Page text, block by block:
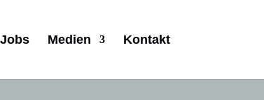
Jobs Medien Kontakt